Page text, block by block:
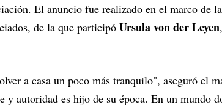
El anuncio fue realizado en el marco de
de la que participó Ursula von der Leyen
a casa un poco más tranquilo", aseguró el
y autoridad es hijo de su época. En un mundo